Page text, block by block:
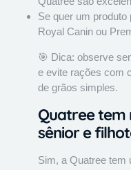
Se quer um
Royal Canin ou
🎯 Dica: observe
e evite rações com
de grãos simples.
Quatree
sênior e
Sim, a Quatree tem